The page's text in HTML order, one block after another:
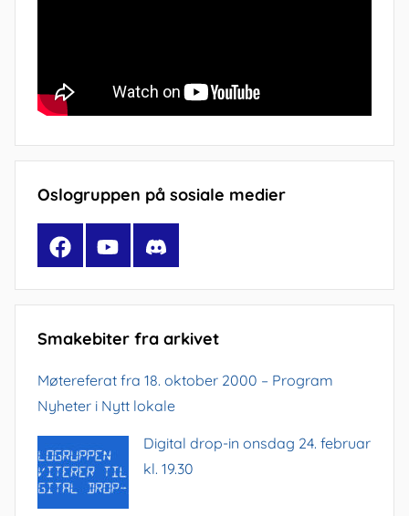
Oslogruppen på sosiale medier
FacebookYouTubeDiscord
Smakebiter fra arkivet
Møtereferat fra 18. oktober 2000 – Program
Nyheter i Nytt lokale
Digital drop-in onsdag 24. februar
kl. 19.30